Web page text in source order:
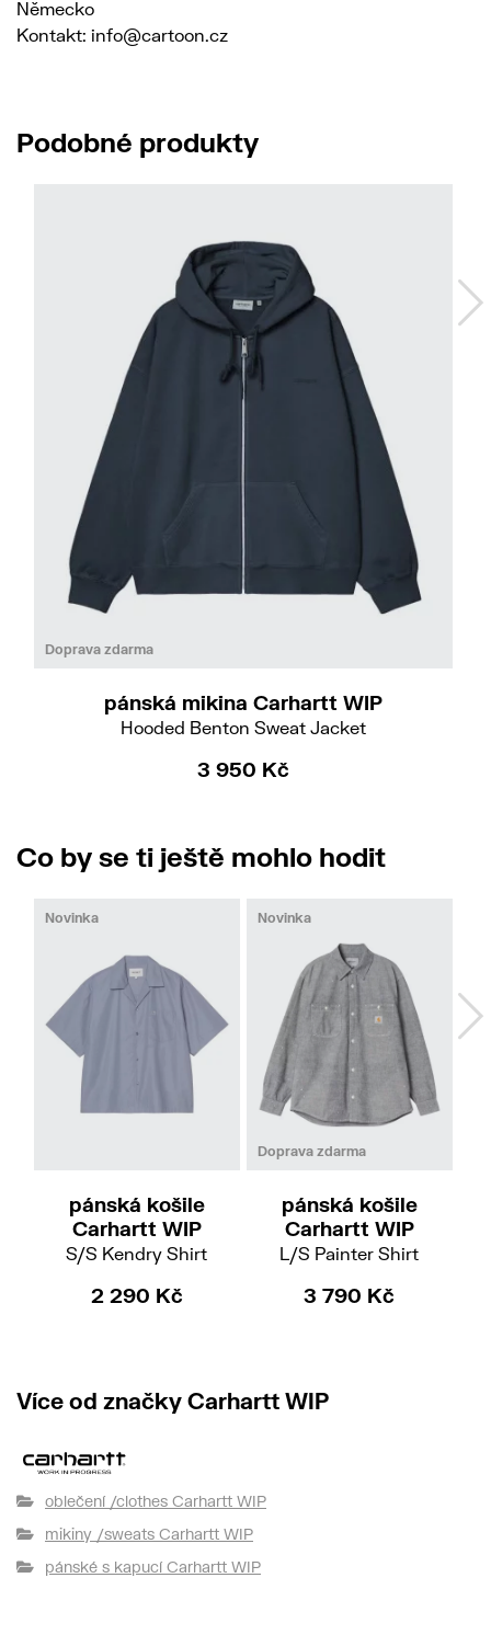
Německo
Kontakt: info@cartoon.cz
Podobné produkty
Doprava zdarma
pánská mikina Carhartt WIP
Hooded Benton Sweat Jacket
3 950 Kč
Co by se ti ještě mohlo hodit
Novinka
pánská košile
Carhartt WIP
S/S Kendry Shirt
2 290 Kč
Doprava zdarma
Novinka
MLXL
pánská košile
Carhartt WIP
L/S Painter Shirt
3 790 Kč
Více od značky Carhartt WIP
oblečení /clothes Carhartt WIP
mikiny /sweats Carhartt WIP
pánské s kapucí Carhartt WIP